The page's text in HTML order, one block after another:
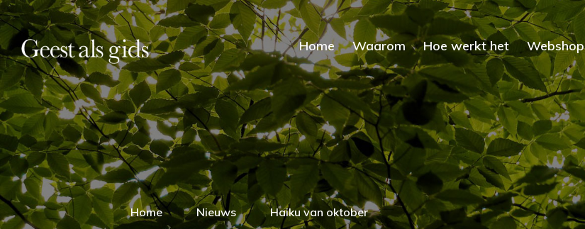
Home Waarom Hoe werkt het Webshop
Home Nieuws Haiku van oktober